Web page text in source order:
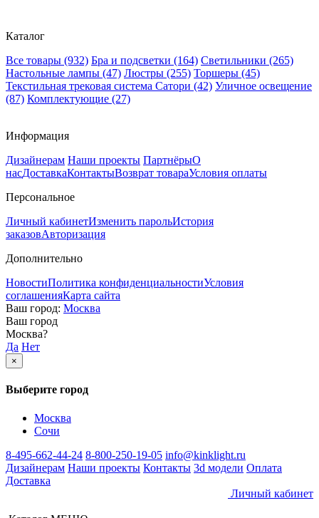
Каталог
Все товары (932) Бра и подсветки (164) Светильники (265)
Настольные лампы (47) Люстры (255) Торшеры (45)
Текстильная трековая система Сатори (42) Уличное освещение
(87) Комплектующие (27)
Информация
Дизайнерам Наши проекты ПартнёрыО
насДоставкаКонтактыВозврат товараУсловия оплаты
Персональное
Личный кабинетИзменить парольИстория
заказовАвторизация
Дополнительно
НовостиПолитика конфиденциальностиУсловия
соглашенияКарта сайта
Ваш город: Москва
Ваш город
Москва?
Да Нет
×
Выберите город
Москва
Сочи
8-495-662-44-24 8-800-250-19-05 info@kinklight.ru
Дизайнерам Наши проекты Контакты 3d модели Оплата
Доставка
Личный кабинет